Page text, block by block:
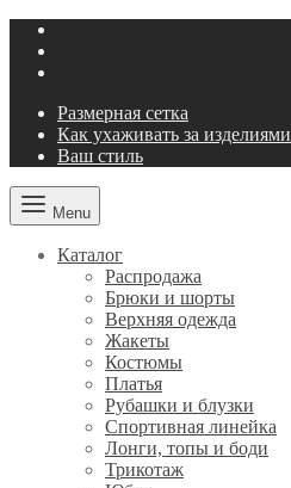
Размерная сетка
Как ухаживать за изделиями
Ваш стиль
Menu
Каталог
Распродажа
Брюки и шорты
Верхняя одежда
Жакеты
Костюмы
Платья
Рубашки и блузки
Спортивная линейка
Лонги, топы и боди
Трикотаж